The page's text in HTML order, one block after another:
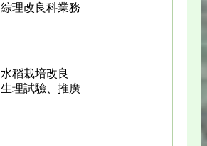
綜理改良科業務
水稻栽培改良
生理試驗、推廣